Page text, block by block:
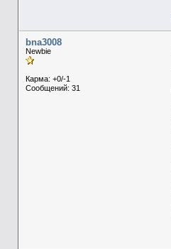
bna3008
Newbie
Карма: +0/-1
Сообщений: 31